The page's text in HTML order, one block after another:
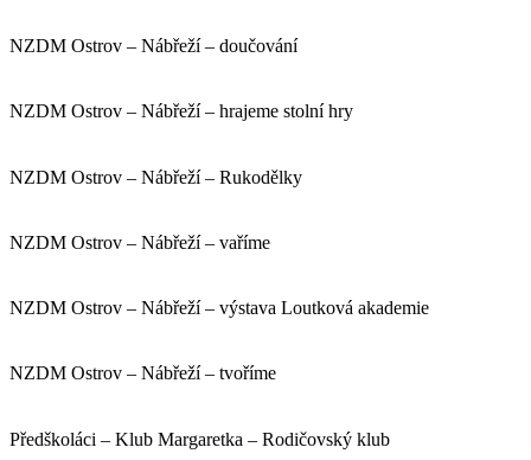
NZDM Ostrov – Nábřeží – doučování
NZDM Ostrov – Nábřeží – hrajeme stolní hry
NZDM Ostrov – Nábřeží – Rukodělky
NZDM Ostrov – Nábřeží – vaříme
NZDM Ostrov – Nábřeží – výstava Loutková akademie
NZDM Ostrov – Nábřeží – tvoříme
Předškoláci – Klub Margaretka – Rodičovský klub